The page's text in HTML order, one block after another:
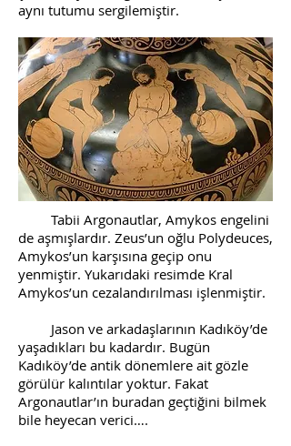
aynı tutumu sergilemiştir.
Tabii Argonautlar, Amykos engelini
de aşmışlardır. Zeus’un oğlu Polydeuces,
Amykos’un karşısına geçip onu
yenmiştir. Yukarıdaki resimde Kral
Amykos’un cezalandırılması işlenmiştir.
Jason ve arkadaşlarının Kadıköy’de
yaşadıkları bu kadardır. Bugün
Kadıköy’de antik dönemlere ait gözle
görülür kalıntılar yoktur. Fakat
Argonautlar’ın buradan geçtiğini bilmek
bile heyecan verici….